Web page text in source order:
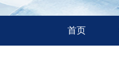
首页